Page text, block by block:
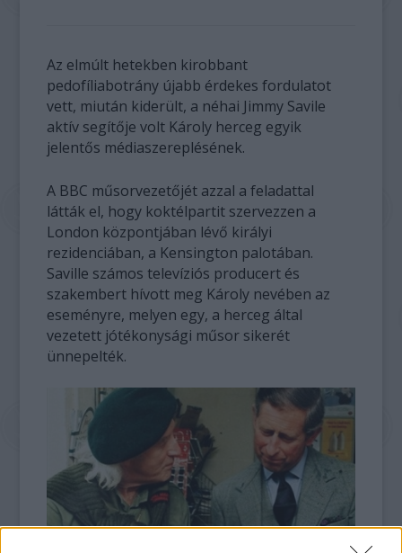
Az elmúlt hetekben kirobbant
pedofíliabotrány újabb érdekes fordulatot
vett, miután kiderült, a néhai Jimmy Savile
aktív segítője volt Károly herceg egyik
jelentős médiaszereplésének.
A BBC műsorvezetőjét azzal a feladattal
látták el, hogy koktélpartit szervezzen a
London központjában lévő királyi
rezidenciában, a Kensington palotában.
Saville számos televíziós producert és
szakembert hívott meg Károly nevében az
eseményre, melyen egy, a herceg által
vezetett jótékonysági műsor sikerét
ünnepelték.